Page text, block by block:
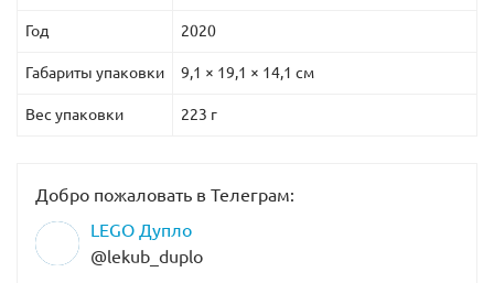
Год 2020
Габариты упаковки 9,1 × 19,1 × 14,1 см
Вес упаковки 223 г
Добро пожаловать в Телеграм:
LEGO Дупло
@lekub_duplo